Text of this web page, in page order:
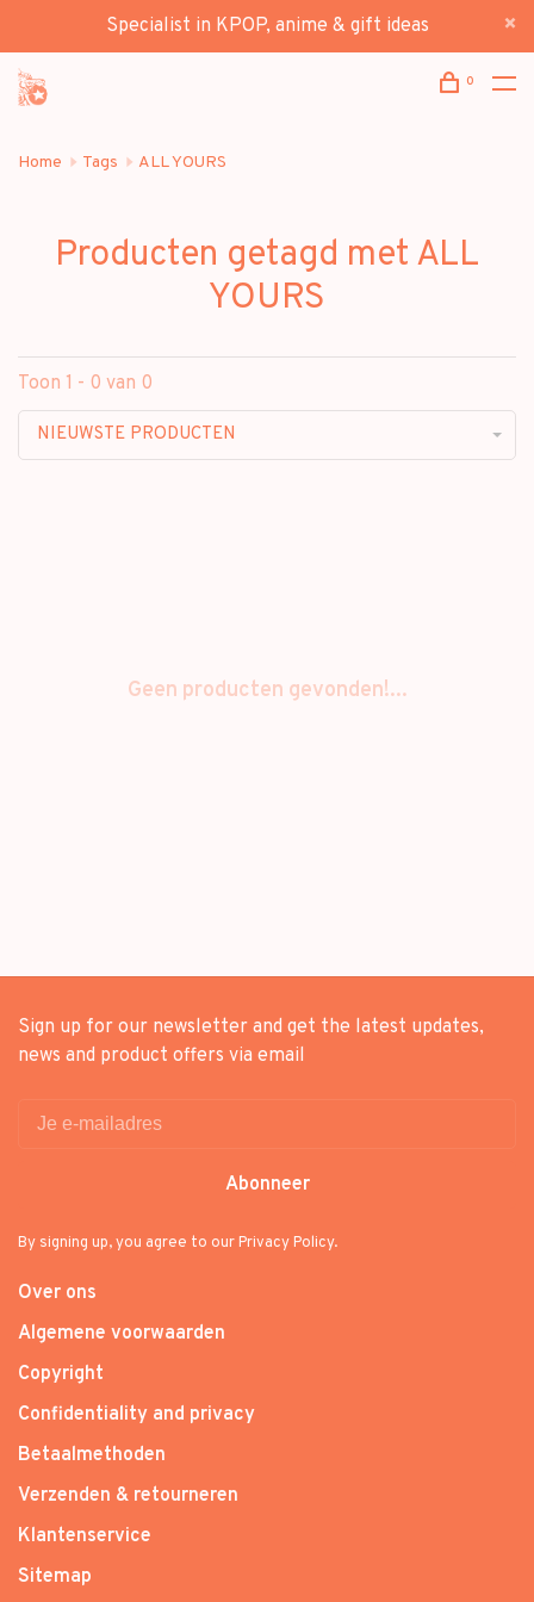
Specialist in KPOP, anime & gift ideas
0
Home Tags ALL YOURS
Producten getagd met ALL
YOURS
Toon 1 - 0 van 0
NIEUWSTE PRODUCTEN
Geen producten gevonden!...
Sign up for our newsletter and get the latest updates,
news and product offers via email
Abonneer
By signing up, you agree to our Privacy Policy.
Over ons
Algemene voorwaarden
Copyright
Confidentiality and privacy
Betaalmethoden
Verzenden & retourneren
Klantenservice
Sitemap